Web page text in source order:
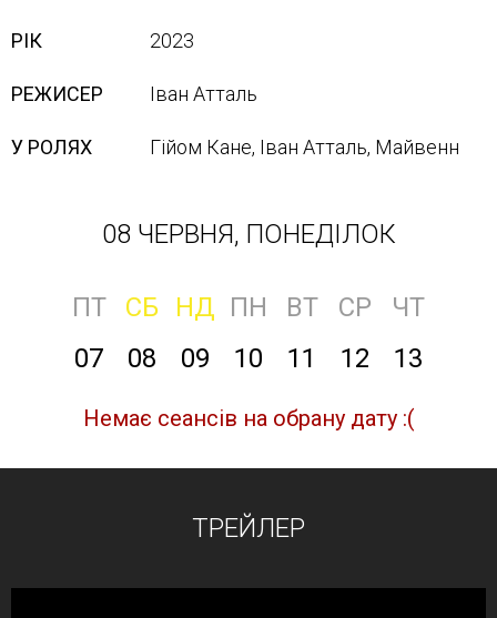
РІК 2023
РЕЖИСЕР Іван Атталь
У РОЛЯХ Гійом Кане, Іван Атталь, Майвенн
08 ЧЕРВНЯ, ПОНЕДІЛОК
ПТ СБ НД ПН ВТ СР
ЧТ
07
08 09 10 11 12 13
Немає сеансів на обрану дату :(
ТРЕЙЛЕР